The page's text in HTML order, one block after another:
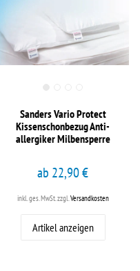
Sanders Vario Protect
Kissenschonbezug Anti-
allergiker Milbensperre
ab 22,90 €
inkl. ges. MwSt.zzgl.Versandkosten
Artikel anzeigen